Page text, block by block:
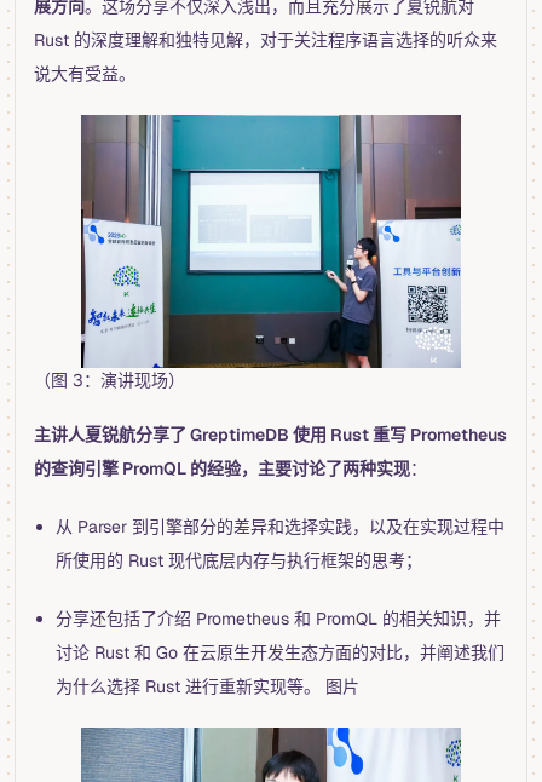
展方向。这场分享不仅深入浅出，而且充分展示了夏锐航对
Rust 的深度理解和独特见解，对于关注程序语言选择的听众来
说大有受益。
（图 3：演讲现场）
主讲人夏锐航分享了 GreptimeDB 使用 Rust 重写 Prometheus
的查询引擎 PromQL 的经验，主要讨论了两种实现：
从 Parser 到引擎部分的差异和选择实践，以及在实现过程中
所使用的 Rust 现代底层内存与执行框架的思考；
分享还包括了介绍 Prometheus 和 PromQL 的相关知识，并
讨论 Rust 和 Go 在云原生开发生态方面的对比，并阐述我们
为什么选择 Rust 进行重新实现等。 图片